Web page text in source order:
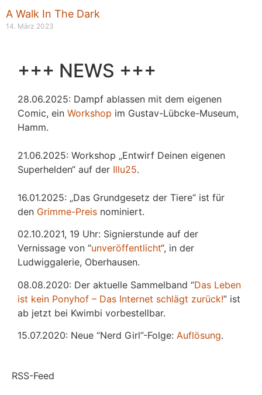
A Walk In The Dark
14. März 2023
+++ NEWS +++
28.06.2025: Dampf ablassen mit dem eigenen
Comic, ein Workshop im Gustav-Lübcke-Museum,
Hamm.
21.06.2025: Workshop „Entwirf Deinen eigenen
Superhelden“ auf der Illu25.
16.01.2025: „Das Grundgesetz der Tiere“ ist für
den Grimme-Preis nominiert.
02.10.2021, 19 Uhr: Signierstunde auf der
Vernissage von “unveröffentlicht“, in der
Ludwiggalerie, Oberhausen.
08.08.2020: Der aktuelle Sammelband “Das Leben
ist kein Ponyhof – Das Internet schlägt zurück!” ist
ab jetzt bei Kwimbi vorbestellbar.
15.07.2020: Neue “Nerd Girl”-Folge: Auflösung.
RSS-Feed